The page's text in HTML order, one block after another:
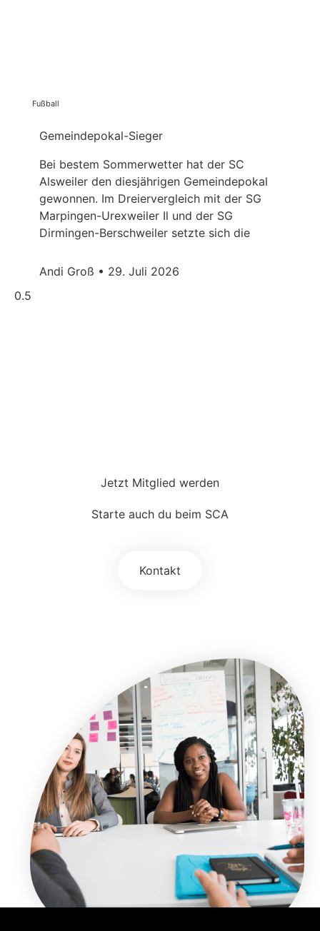
Fußball
Gemeindepokal-Sieger
Bei bestem Sommerwetter hat der SC
Alsweiler den diesjährigen Gemeindepokal
gewonnen. Im Dreiervergleich mit der SG
Marpingen-Urexweiler Il und der SG
Dirmingen-Berschweiler setzte sich die
Andi Groß 29. Juli 2026
Jetzt Mitglied werden
Starte auch du beim SCA
Kontakt